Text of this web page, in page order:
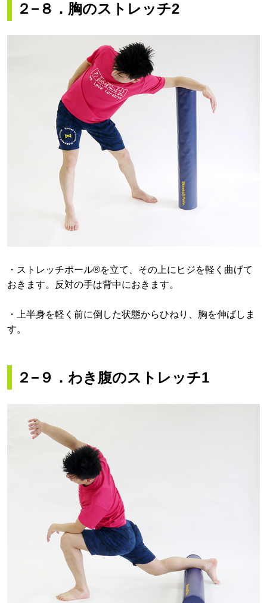
２−８．胸のストレッチ2
・ストレッチポール®を立て、その上にヒジを軽く曲げて
おきます。反対の手は背中におきます。
・上半身を軽く前に倒した状態からひねり、胸を伸ばしま
す。
２−９．わき腹のストレッチ1